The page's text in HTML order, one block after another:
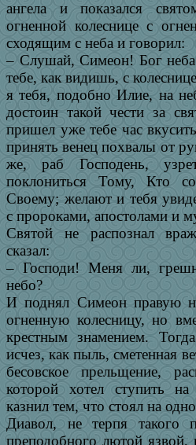
ангела и показался
огненной колеснице с
сходящим с неба и говорил:
– Слушай, Симеон! Бог
тебе, как видишь, с
я тебя, подобно Илие, на
достоин такой чести за
пришел уже тебе час
принять венец похвалы от
же, раб Господень,
поклониться Тому, Кто
Своему; желают и тебя
с пророками, апостолами и
Святой не распознал
сказал:
– Господи! Меня ли,
небо?
И поднял Симеон правую
огненную колесницу, но
крестным знамением.
исчез, как пыль, сметенная
бесовское прельщение,
которой хотел ступить на
казнил тем, что стоял на
Диавол, не терпя такого
преподобного лютой язвой,